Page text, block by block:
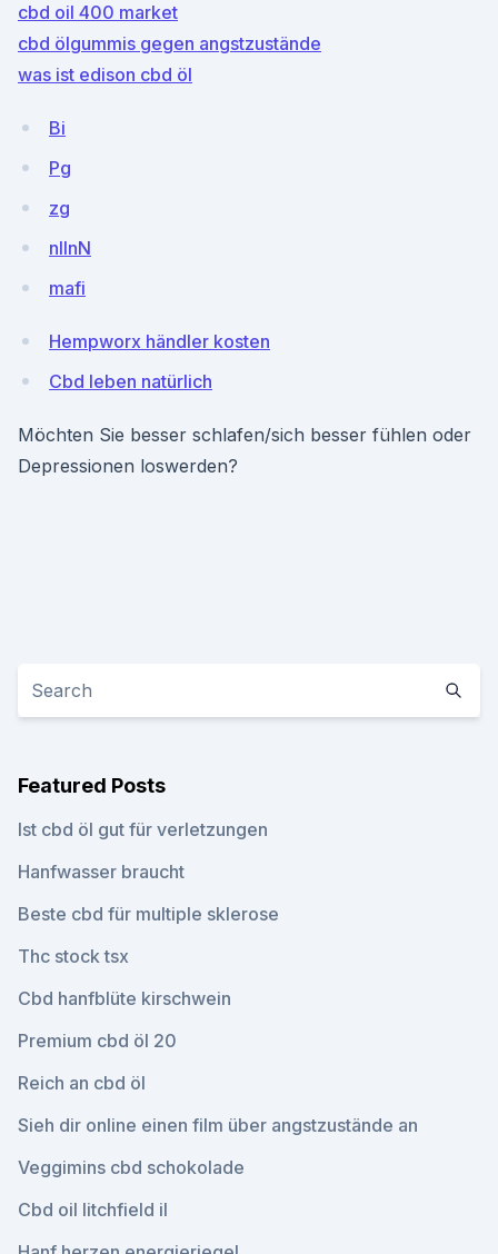
cbd oil 400 market
cbd ölgummis gegen angstzustände
was ist edison cbd öl
Bi
Pg
zg
nIlnN
mafi
Hempworx händler kosten
Cbd leben natürlich
Möchten Sie besser schlafen/sich besser fühlen oder
Depressionen loswerden?
Featured Posts
Ist cbd öl gut für verletzungen
Hanfwasser braucht
Beste cbd für multiple sklerose
Thc stock tsx
Cbd hanfblüte kirschwein
Premium cbd öl 20
Reich an cbd öl
Sieh dir online einen film über angstzustände an
Veggimins cbd schokolade
Cbd oil litchfield il